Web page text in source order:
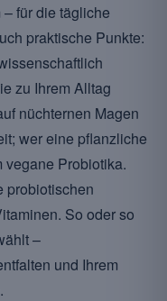
für die tägliche
praktische Punkte:
zu Ihrem Alltag
nüchternen Magen
wer eine pflanzliche
vegane Probiotika.
probiotischen
So oder so
–
und Ihrem